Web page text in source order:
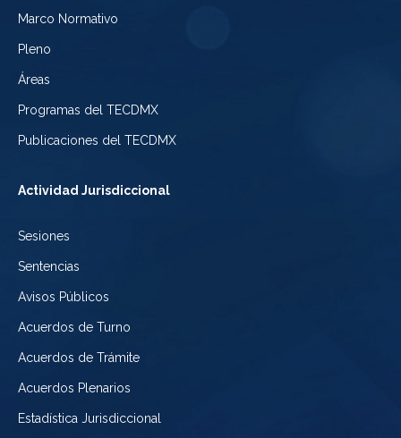
Marco Normativo
Pleno
Áreas
Programas del TECDMX
Publicaciones del TECDMX
Actividad Jurisdiccional
Sesiones
Sentencias
Avisos Públicos
Acuerdos de Turno
Acuerdos de Trámite
Acuerdos Plenarios
Estadística Jurisdiccional